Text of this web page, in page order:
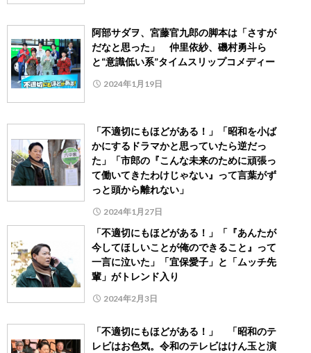
阿部サダヲ、宮藤官九郎の脚本は「さすが
だなと思った」 仲里依紗、磯村勇斗ら
と“意識低い系”タイムスリップコメディー
2024年1月19日
「不適切にもほどがある！」「昭和を小ば
かにするドラマかと思っていたら逆だっ
た」「市郎の『こんな未来のために頑張っ
て働いてきたわけじゃない』って言葉がず
っと頭から離れない」
2024年1月27日
「不適切にもほどがある！」「『あんたが
今してほしいことが俺のできること』って
一言に泣いた」「宜保愛子」と「ムッチ先
輩」がトレンド入り
2024年2月3日
「不適切にもほどがある！」 「昭和のテ
レビはお色気。令和のテレビはけん玉と演